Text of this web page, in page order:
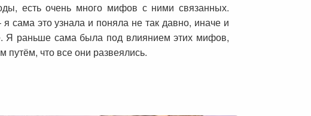
есть очень много мифов с ними связанных.
сама это узнала и поняла не так давно, иначе и
Я раньше сама была под влиянием этих мифов,
путём, что все они развеялись.